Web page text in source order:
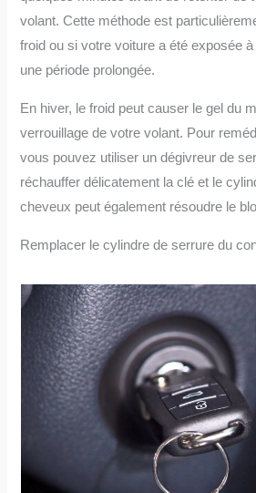
volant. Cette méthode est
froid ou si votre voiture a été exposée à
une période prolongée.
En hiver, le froid peut causer le gel du
verrouillage de votre volant. Pour
vous pouvez utiliser un dégivreur de
réchauffer délicatement la clé et le
cheveux peut également résoudre le
Remplacer le cylindre de serrure du